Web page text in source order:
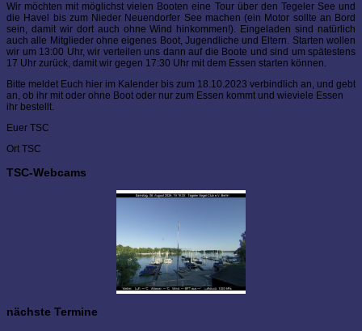
Wir möchten mit möglichst vielen Booten eine Tour über den Tegeler See und
die Havel bis zum Nieder Neuendorfer See machen (ein Motor sollte an Bord
sein, damit wir dort auch ohne Wind hinkommen!). Eingeladen sind natürlich
auch alle Mitglieder ohne eigenes Boot, Jugendliche und Eltern. Starten wollen
wir um 13:00 Uhr, wir verteilen uns dann auf die Boote und sind um spätestens
17 Uhr zurück, damit wir gegen 17:30 Uhr mit dem Essen starten können.
Bitte meldet Euch hier im Kalender bis zum 18.10.2023 verbindlich an, und gebt
an, ob ihr mit oder ohne Boot oder nur zum Essen kommt und wieviele Essen
ihr bestellt.
Euer TSC
Ort TSC
TSC-Webcams
nächste Termine